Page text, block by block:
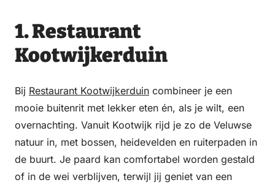
1. Restaurant
Kootwijkerduin
Bij Restaurant Kootwijkerduin combineer je een
mooie buitenrit met lekker eten én, als je wilt, een
overnachting. Vanuit Kootwijk rijd je zo de Veluwse
natuur in, met bossen, heidevelden en ruiterpaden in
de buurt. Je paard kan comfortabel worden gestald
of in de wei verblijven, terwijl jij geniet van een